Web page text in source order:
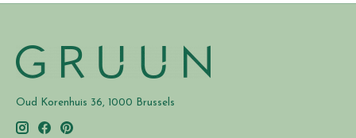
Oud Korenhuis 36, 1000 Brussels